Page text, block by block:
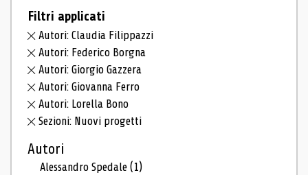
Filtri applicati
Autori: Claudia Filippazzi
Autori: Federico Borgna
Autori: Giorgio Gazzera
Autori: Giovanna Ferro
Autori: Lorella Bono
Sezioni: Nuovi progetti
Autori
Alessandro Spedale(1)